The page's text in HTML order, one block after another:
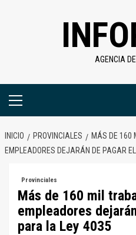
AGENCIA
Menú
INICIO PROVINCIALES
MÁS DE 160
EMPLEADORES DEJARÁN DE PAGAR
Provinciales
Más de 160 mil
empleadores
para la Ley 4035